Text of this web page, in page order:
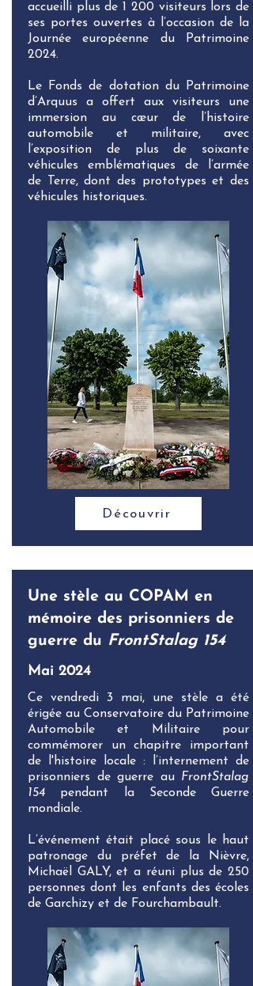
accueilli plus de 1 200 visiteurs lors de
ses portes ouvertes à l’occasion de la
Journée européenne du Patrimoine
2024.
Le Fonds de dotation du Patrimoine
d’Arquus a offert aux visiteurs une
immersion au cœur de l’histoire
automobile et militaire, avec
l’exposition de plus de soixante
véhicules emblématiques de l’armée
de Terre, dont des prototypes et des
véhicules historiques.
Découvrir
Une stèle au COPAM en
mémoire des prisonniers de
guerre du FrontStalag 154
Mai 2024
Ce vendredi 3 mai, une stèle a été
érigée au Conservatoire du Patrimoine
Automobile et Militaire pour
commémorer un chapitre important
de l'histoire locale : l’internement de
prisonniers de guerre au FrontStalag
154 pendant la Seconde Guerre
mondiale.
L’événement était placé sous le haut
patronage du préfet de la Nièvre,
Michaël GALY, et a réuni plus de 250
personnes dont les enfants des écoles
de Garchizy et de Fourchambault.